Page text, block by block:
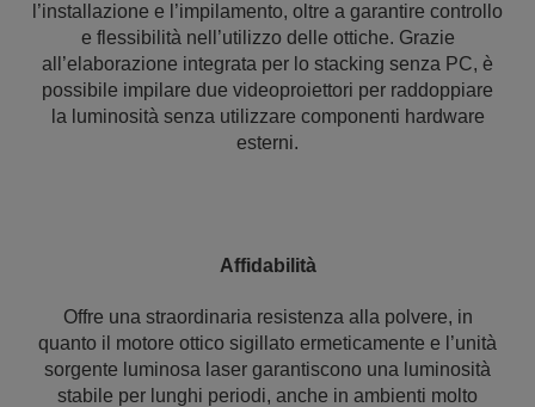
l’installazione e l’impilamento, oltre a garantire controllo
e flessibilità nell’utilizzo delle ottiche. Grazie
all’elaborazione integrata per lo stacking senza PC, è
possibile impilare due videoproiettori per raddoppiare
la luminosità senza utilizzare componenti hardware
esterni.
Affidabilità
Offre una straordinaria resistenza alla polvere, in
quanto il motore ottico sigillato ermeticamente e l’unità
sorgente luminosa laser garantiscono una luminosità
stabile per lunghi periodi, anche in ambienti molto